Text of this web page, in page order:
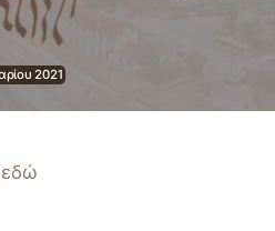
2021
εδώ